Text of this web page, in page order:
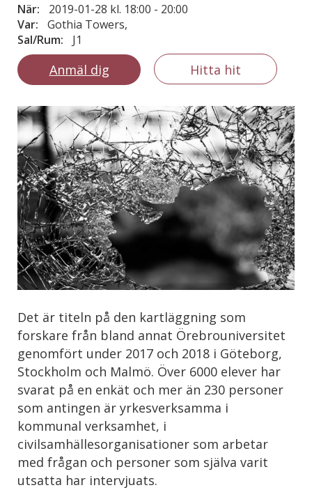
När: 2019-01-28 kl. 18:00 - 20:00
Var:
Gothia Towers,
Sal/Rum:
J1
Anmäl dig Hitta hit
Det är titeln på den kartläggning som
forskare från bland annat Örebrouniversitet
genomfört under 2017 och 2018 i Göteborg,
Stockholm och Malmö. Över 6000 elever har
svarat på en enkät och mer än 230 personer
som antingen är yrkesverksamma i
kommunal verksamhet, i
civilsamhällesorganisationer som arbetar
med frågan och personer som själva varit
utsatta har intervjuats.